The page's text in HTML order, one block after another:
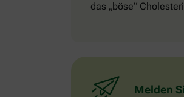
das „böse“
Melden